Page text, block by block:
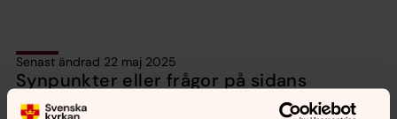
Senast ändrad 22 maj 2025
Synpunkter eller frågor på sidans
innehåll?